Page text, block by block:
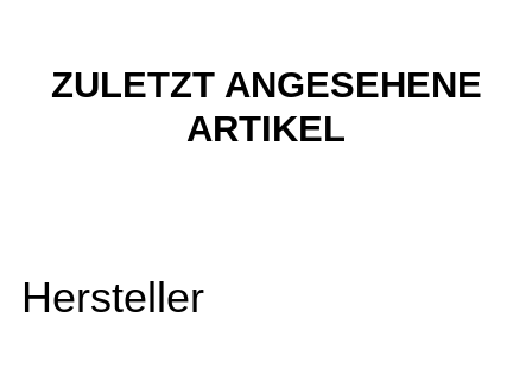
ZULETZT ANGESEHENE
ARTIKEL
Hersteller